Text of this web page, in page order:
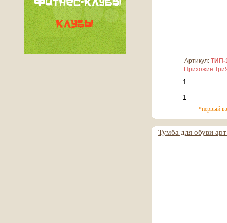
Артикул: ТИП-
Прихожие
*первый
Тумба для обуви